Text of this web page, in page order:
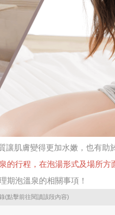
讓肌膚變得更加水嫩，也有助
的行程，在泡湯形式及場所方
期泡溫泉的相關事項！
(點擊前往閱讀該段內容)